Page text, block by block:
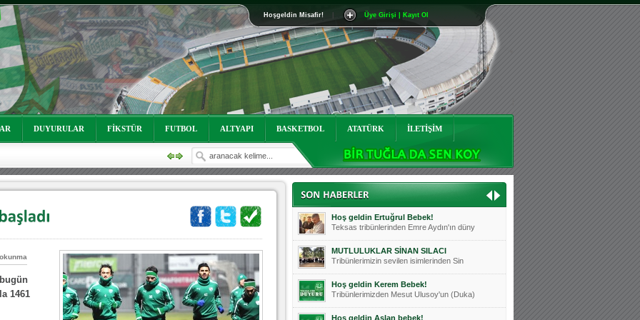
Hoşgeldin Misafir! Üye Girişi | Kayıt Ol
DUYURULAR FİKSTÜR FUTBOL ALTYAPI BASKETBOL ATATÜRK İLETİŞİM
1461
Mutluluklar Ceyhun Tetik
Teksas tribünlerinin sevilen isimlerinde
Bursasporumuzun önü açılsın is
Teksaslı Bursasporlular Derneği Başkanı
Hoş geldin Alaz Bebek!
Teksas.org sistem yöneticisi, ekibimizin
Hoş geldin Göktuğ Bebek!
Teksas.org ekibimizden ve tribünlerimizi
Hoş geldin Kadir Kağan Bebek!
Teksas tribünlerinden Basri İleri'nin dü
Hoş geldin Ertuğrul Bebek!
Teksas tribünlerinden Emre Aydın'ın düny
MUTLULUKLAR SİNAN SILACI
Tribünlerimizin sevilen isimlerinden Sin
Hoş geldin Kerem Bebek!
Tribünlerimizden Mesut Ulusoy'un (Duka)
Hoş geldin Aslan bebek!